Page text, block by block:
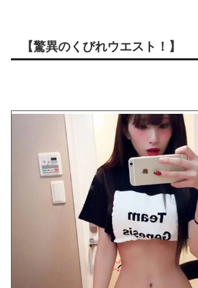
【驚異のくびれウエスト！】